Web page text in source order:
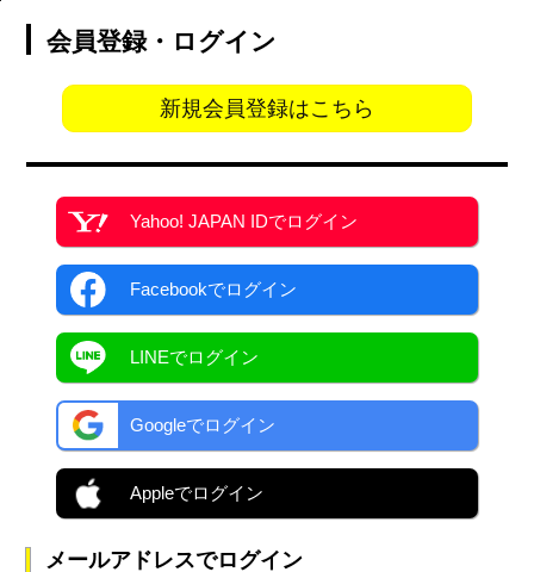
会員登録・ログイン
新規会員登録はこちら
Yahoo! JAPAN IDでログイン
Facebookでログイン
LINEでログイン
Googleでログイン
Appleでログイン
メールアドレスでログイン